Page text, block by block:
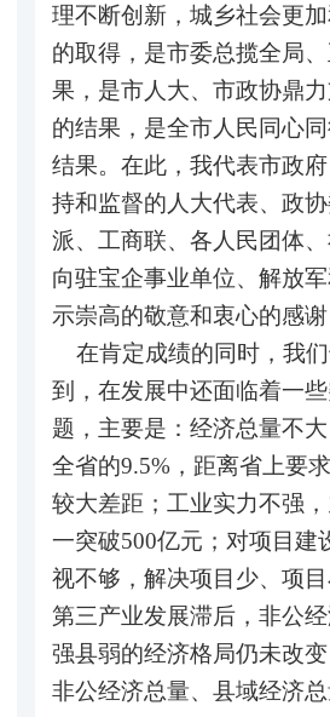
理不断创新，城乡社会更
的取得，是市委总揽全局
果，是市人大、市政协鼎
的结果，是全市人民同心
结果。在此，我代表市政
持和监督的人大代表、政
派、工商联、各人民团体、
向驻宝企事业单位、解放
示崇高的敬意和衷心的感谢
在肯定成绩的同时，我
到，在发展中还面临着一
题，主要是：经济总量不
全省的9.5%，距离省上要
较大差距；工业实力不强
一突破500亿元；对项目建
视不够，解决项目少、项目
第三产业发展滞后，非公
强县弱的经济格局仍未改变
非公经济总量、县域经济